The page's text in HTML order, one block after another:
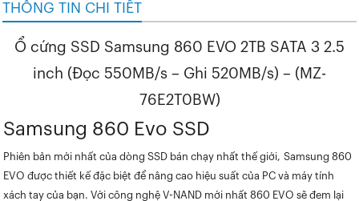
THÔNG TIN CHI TIẾT
Ổ cứng SSD Samsung 860 EVO 2TB SATA 3 2.5
inch (Đọc 550MB/s – Ghi 520MB/s) – (MZ-
76E2T0BW)
Samsung 860 Evo SSD
Phiên bản mới nhất của dòng SSD bán chạy nhất thế giới, Samsung 860
EVO được thiết kế đặc biệt để nâng cao hiệu suất của PC và máy tính
xách tay của bạn. Với công nghệ V-NAND mới nhất 860 EVO sẽ đem lại